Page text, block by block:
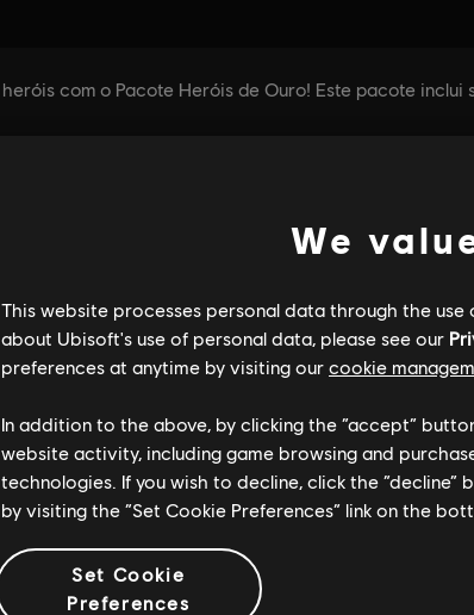
We
This website processes personal data through the
about Ubisoft's use of personal data, please see our
preferences at anytime by visiting our cookie
In addition to the above, by clicking the “accept”
website activity, including game browsing and
technologies. If you wish to decline, click the
by visiting the “Set Cookie Preferences” link on the
Set Cookie
Preferences